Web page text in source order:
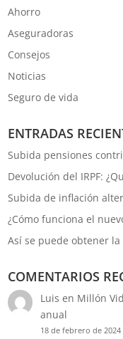
Ahorro
Aseguradoras
Consejos
Noticias
Seguro de vida
ENTRADAS
Subida pensiones
Devolución del IRPF:
Subida de inflación
¿Cómo funciona el
Así se puede obtener la
COMENTARIOS
Luis en Millón
anual
18 de febrero de 2024